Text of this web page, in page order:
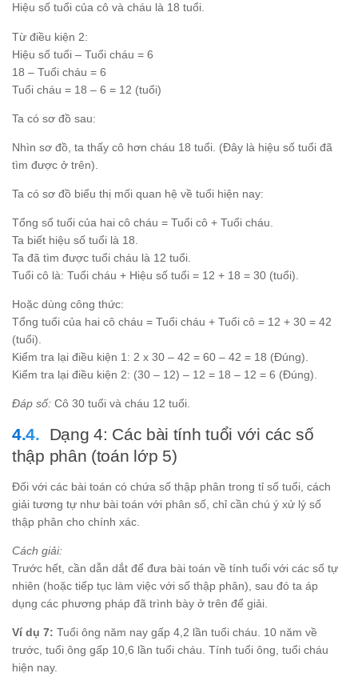
Hiệu số tuổi của cô và cháu là 18 tuổi.
Từ điều kiện 2:
Hiệu số tuổi – Tuổi cháu = 6
18 – Tuổi cháu = 6
Tuổi cháu = 18 – 6 = 12 (tuổi)
Ta có sơ đồ sau:
Nhìn sơ đồ, ta thấy cô hơn cháu 18 tuổi. (Đây là hiệu số tuổi đã
tìm được ở trên).
Ta có sơ đồ biểu thị mối quan hệ về tuổi hiện nay:
Tổng số tuổi của hai cô cháu = Tuổi cô + Tuổi cháu.
Ta biết hiệu số tuổi là 18.
Ta đã tìm được tuổi cháu là 12 tuổi.
Tuổi cô là: Tuổi cháu + Hiệu số tuổi = 12 + 18 = 30 (tuổi).
Hoặc dùng công thức:
Tổng tuổi của hai cô cháu = Tuổi cháu + Tuổi cô = 12 + 30 = 42
(tuổi).
Kiểm tra lại điều kiện 1: 2 x 30 – 42 = 60 – 42 = 18 (Đúng).
Kiểm tra lại điều kiện 2: (30 – 12) – 12 = 18 – 12 = 6 (Đúng).
Đáp số: Cô 30 tuổi và cháu 12 tuổi.
Dạng 4: Các bài tính tuổi với các số
thập phân (toán lớp 5)
Đối với các bài toán có chứa số thập phân trong tỉ số tuổi, cách
giải tương tự như bài toán với phân số, chỉ cần chú ý xử lý số
thập phân cho chính xác.
Cách giải:
Trước hết, cần dẫn dắt để đưa bài toán về tính tuổi với các số tự
nhiên (hoặc tiếp tục làm việc với số thập phân), sau đó ta áp
dụng các phương pháp đã trình bày ở trên để giải.
Ví dụ 7: Tuổi ông năm nay gấp 4,2 lần tuổi cháu. 10 năm về
trước, tuổi ông gấp 10,6 lần tuổi cháu. Tính tuổi ông, tuổi cháu
hiện nay.